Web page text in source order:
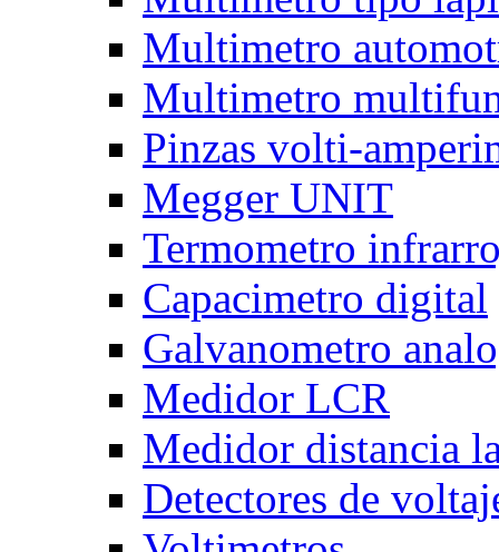
Multimetro
Multimetro
Pinzas volti-
Megger UNIT
Termometro
Capacimetro digital
Galvanometro
Medidor LCR
Medidor distancia
Detectores de